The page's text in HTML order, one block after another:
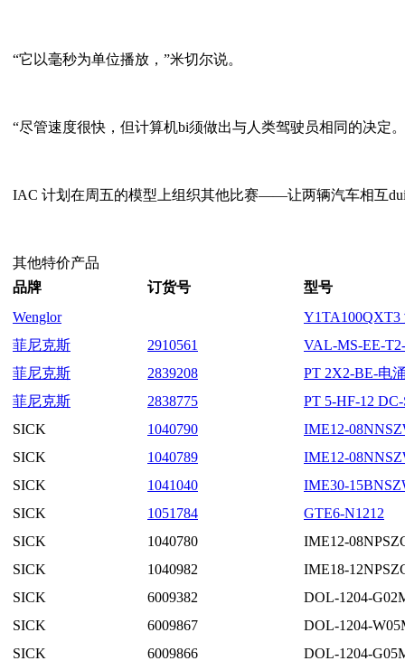
“它以毫秒为单位播放，”米切尔说。
“尽管速度很快，但计算机bi须做出与人类驾驶员相同的决定
IAC 计划在周五的模型上组织其他比赛——让两辆汽车相互
其他特价产品
品牌
订货号
型号
Wenglor
菲尼克斯
2910561
VAL-MS-EE-
菲尼克斯
2839208
PT 2X2-BE-电
菲尼克斯
2838775
PT 5-HF-12
SICK
1040790
IME12-
SICK
1040789
IME12-
SICK
1041040
IME30-
SICK
1051784
GTE6-N1212
SICK
1040780
IME12-
SICK
1040982
IME18-
SICK
6009382
DOL-1204-
SICK
6009867
DOL-1204-
SICK
6009866 DOL-1204-